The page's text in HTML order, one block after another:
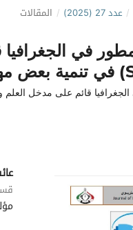
/ عدد 27 (2025) / المقالات
في الجغرافيا